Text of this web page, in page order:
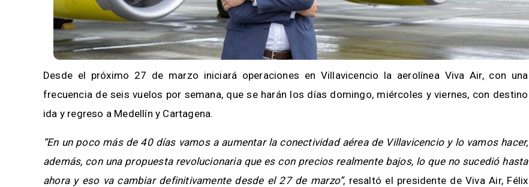
Desde el próximo 27 de marzo iniciará operaciones en Villavicencio la aerolínea Viva Air, con una
frecuencia de seis vuelos por semana, que se harán los días domingo, miércoles y viernes, con destino
ida y regreso a Medellín y Cartagena.
“En un poco más de 40 días vamos a aumentar la conectividad aérea de Villavicencio y lo vamos hacer,
además, con una propuesta revolucionaria que es con precios realmente bajos, lo que no sucedió hasta
ahora y eso va cambiar definitivamente desde el 27 de marzo”, resaltó el presidente de Viva Air, Félix